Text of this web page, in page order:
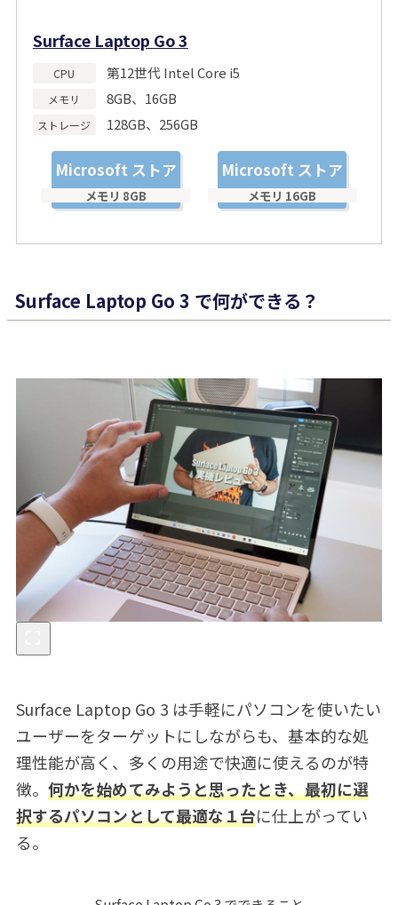
Surface Laptop Go 3
CPU 第12世代 Intel Core i5
メモリ 8GB、16GB
ストレージ 128GB、256GB
Microsoft ストア Microsoft ストア
Surface Laptop Go 3 で何ができる？
Surface Laptop Go 3 は手軽にパソコンを使いたい
ユーザーをターゲットにしながらも、基本的な処
理性能が高く、多くの用途で快適に使えるのが特
徴。何かを始めてみようと思ったとき、最初に選
択するパソコンとして最適な１台に仕上がってい
る。